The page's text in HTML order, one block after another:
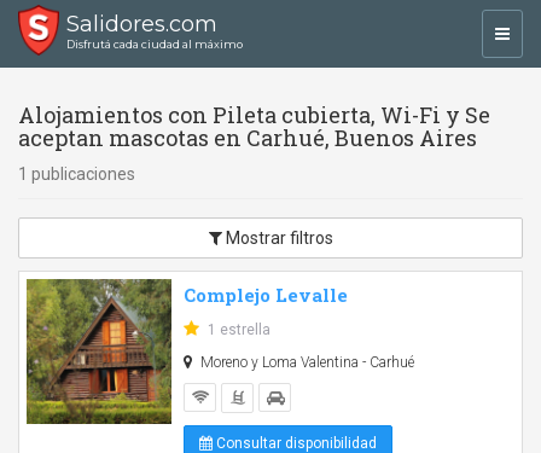
Salidores.com
Disfrutá cada ciudad al máximo
Alojamientos con Pileta cubierta, Wi-Fi y Se
aceptan mascotas en Carhué, Buenos Aires
1 publicaciones
Mostrar filtros
Complejo Levalle
1 estrella
Moreno y Loma Valentina - Carhué
Consultar disponibilidad